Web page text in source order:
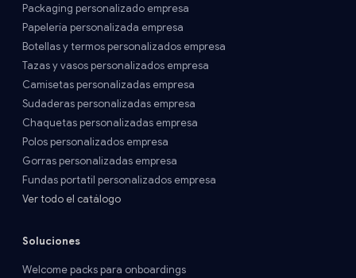
Packaging personalizado empresa
Papelería personalizada empresa
Botellas y termos personalizados empresa
Tazas y vasos personalizados empresa
Camisetas personalizadas empresa
Sudaderas personalizadas empresa
Chaquetas personalizadas empresa
Polos personalizados empresa
Gorras personalizadas empresa
Fundas portatil personalizados empresa
Ver todo el catálogo
Soluciones
Welcome packs para onboardings